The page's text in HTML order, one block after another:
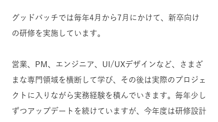
グッドパッチでは毎年4月から7月にかけて、新卒向け
の研修を実施しています。
営業、PM、エンジニア、UI/UXデザインなど、さまざ
まな専門領域を横断して学び、その後は実際のプロジェ
クトに入りながら実務経験を積んでいきます。毎年少し
ずつアップデートを続けていますが、今年度は研修設計